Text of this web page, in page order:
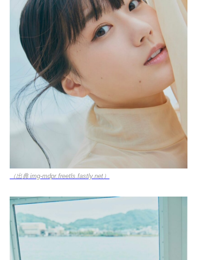
（出典 img-mdpr.freetls.fastly.net）